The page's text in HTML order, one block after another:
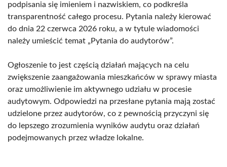
podpisania się imieniem i nazwiskiem, co podkreśla
transparentność całego procesu. Pytania należy kierować
do dnia 22 czerwca 2026 roku, a w tytule wiadomości
należy umieścić temat „Pytania do audytorów”.
Ogłoszenie to jest częścią działań mających na celu
zwiększenie zaangażowania mieszkańców w sprawy miasta
oraz umożliwienie im aktywnego udziału w procesie
audytowym. Odpowiedzi na przesłane pytania mają zostać
udzielone przez audytorów, co z pewnością przyczyni się
do lepszego zrozumienia wyników audytu oraz działań
podejmowanych przez władze lokalne.